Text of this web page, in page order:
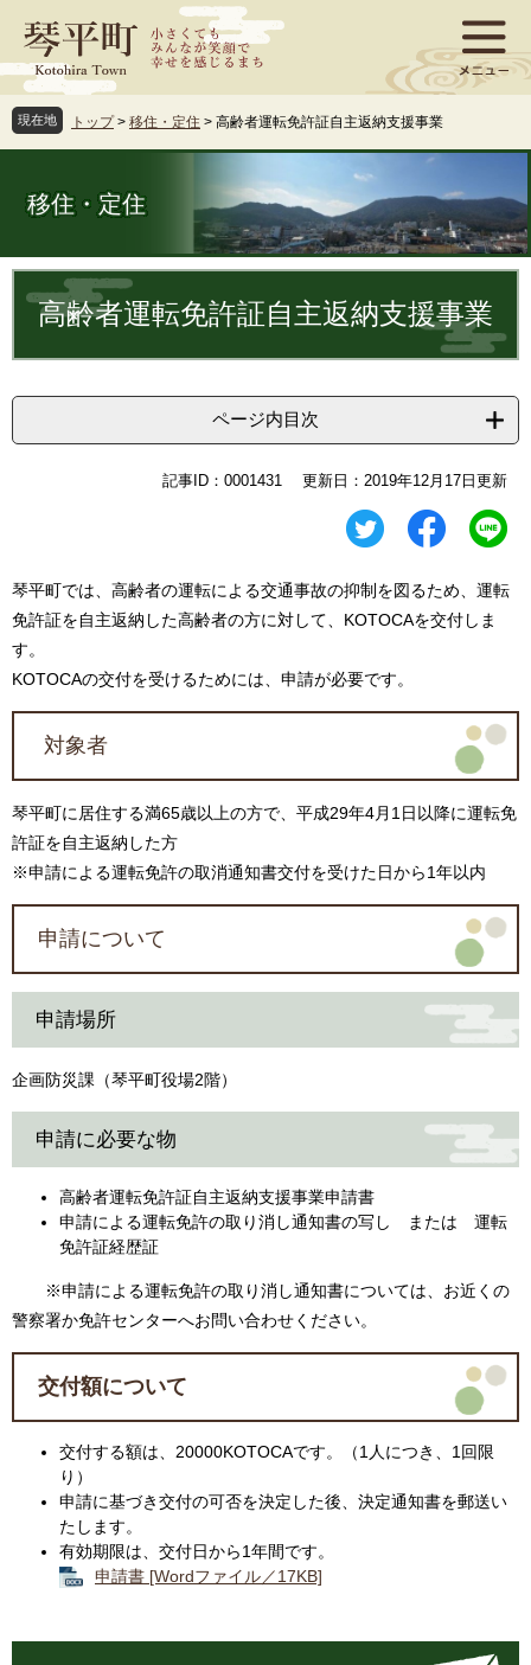
ジ
先
頭
ュ
を
飛
文
現在地 トップ > 移住・定住 > 高齢者運転免許証自主返納支援事業
移住・定住
文 高齢者運転免許証自主返納支援事業
ページ内目次
記事ID：0001431 更新日：2019年12月17日更新
琴平町では、高齢者の運転による交通事故の抑制を図るため、運転
免許証を自主返納した高齢者の方に対して、KOTOCAを交付しま
す。
KOTOCAの交付を受けるためには、申請が必要です。
対象者
琴平町に居住する満65歳以上の方で、平成29年4月1日以降に運転免
許証を自主返納した方
※申請による運転免許の取消通知書交付を受けた日から1年以内
申請について
申請場所
企画防災課（琴平町役場2階）
申請に必要な物
高齢者運転免許証自主返納支援事業申請書
申請による運転免許の取り消し通知書の写し または 運転
免許証経歴証
※申請による運転免許の取り消し通知書については、お近くの
警察署か免許センターへお問い合わせください。
交付額について
交付する額は、20000KOTOCAです。（1人につき、1回限
り）
申請に基づき交付の可否を決定した後、決定通知書を郵送い
たします。
有効期限は、交付日から1年間です。
申請書 [Wordファイル／17KB]